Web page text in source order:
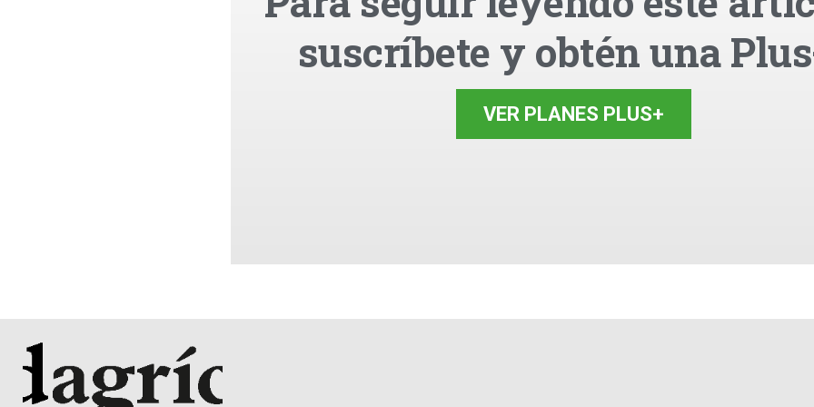
suscríbete y obtén una
VER PLANES PLUS+